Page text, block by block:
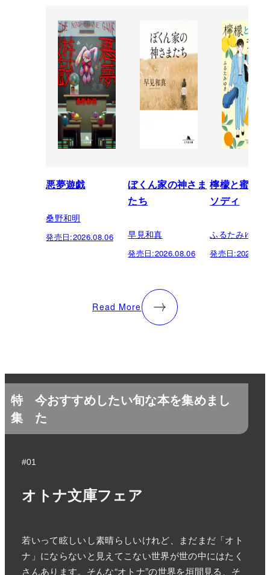
悪夢遊戯
桑野和明
発売日:2026.08.06
ぼくん家の神さま
たち
早見和真
発売日:2026.08.06
檸檬と蜜柑
ソディ
ふるたみゆき
発売日:
Read More
特
集
今おすすめしたい旬な本を集めまし
た
#01
オトナ文庫フェア
若いって眩しいし素晴らしいけれど、まだまだ「オト
ナ」にならないと見えてこない世界が世の中にはたく
さんあります。そんな“オトナ”の世界を垣間見る、そ